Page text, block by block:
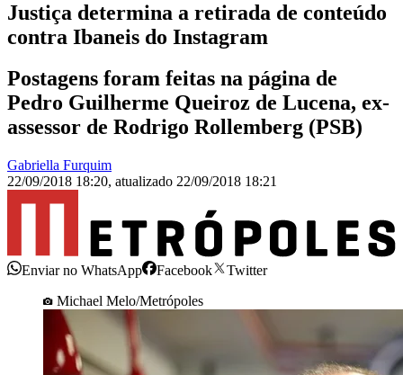
Justiça determina a retirada de conteúdo
contra Ibaneis do Instagram
Postagens foram feitas na página de
Pedro Guilherme Queiroz de Lucena, ex-
assessor de Rodrigo Rollemberg (PSB)
Gabriella Furquim
22/09/2018 18:20, atualizado 22/09/2018 18:21
Enviar no WhatsApp Facebook
Twitter
Michael Melo/Metrópoles